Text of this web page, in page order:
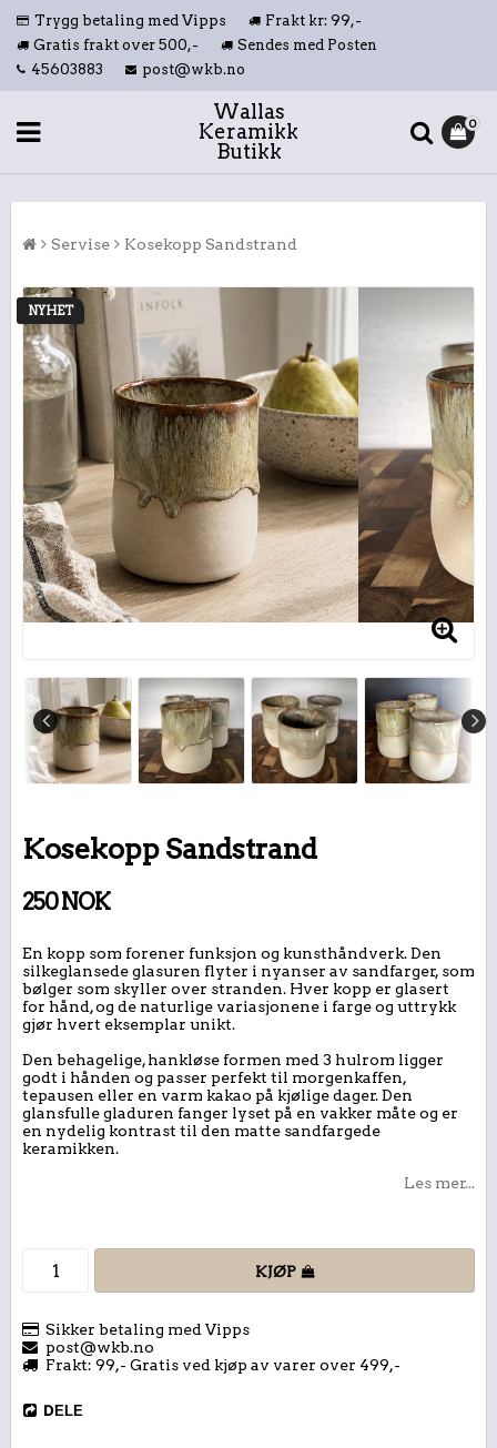
Trygg betaling med Vipps
Frakt kr: 99,-
Gratis frakt over 500,-
Sendes med Posten
45603883
post@wkb.no
Wallas
Keramikk
Butikk
0
Servise Kosekopp Sandstrand
NYHET
Kosekopp Sandstrand
250 NOK
En kopp som forener funksjon og kunsthåndverk. Den
silkeglansede glasuren flyter i nyanser av sandfarger, som
bølger som skyller over stranden. Hver kopp er glasert
for hånd, og de naturlige variasjonene i farge og uttrykk
gjør hvert eksemplar unikt.
Den behagelige, hankløse formen med 3 hulrom ligger
godt i hånden og passer perfekt til morgenkaffen,
tepausen eller en varm kakao på kjølige dager. Den
glansfulle gladuren fanger lyset på en vakker måte og er
en nydelig kontrast til den matte sandfargede
keramikken.
Les mer...
KJØP
Sikker betaling med Vipps
post@wkb.no
Frakt: 99,- Gratis ved kjøp av varer over 499,-
DELE